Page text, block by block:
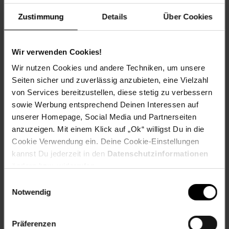
Zustimmung Details Über Cookies
Wir verwenden Cookies!
Wir nutzen Cookies und andere Techniken, um unsere
Seiten sicher und zuverlässig anzubieten, eine Vielzahl
von Services bereitzustellen, diese stetig zu verbessern
sowie Werbung entsprechend Deinen Interessen auf
unserer Homepage, Social Media und Partnerseiten
anzuzeigen. Mit einem Klick auf „Ok“ willigst Du in die
Cookie Verwendung ein. Deine Cookie-Einstellungen
kannst Du jederzeit in den Datenschutzinformationen
Notwendig
Präferenzen
Häufige Fragen (FAQ):
Ist das Gerät wirklich neu?
Ja, das Gerät unterstützt Dual-SIM mit Nano-SIM und eSIM.
Ist ein Netzteil enthalten?
Nein, im Lieferumfang befindet sich ein USB-C Ladekabel.
Ein Netzteil ist separat erhältlich.
Marke: Apple Modell: iPhone 17e Speicherkapazität: 256 GB
Farbe: Weiß Bildschirmgröße: 6,1 Zoll Konnektivität: 5G,
Bluetooth, Wi-Fi, USB-C, NFC
Artikelnummer: 3122307000
EAN: 0195951030784